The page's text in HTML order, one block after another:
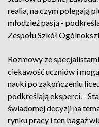
realia, na czym polegają
młodzież pasją -
Zespołu Szkół
Rozmowy ze
ciekawość uczniów i
nauki po zakończeniu
podkreślają eksperci. -
świadomej decyzji na
rynku pracy i ten bagaż